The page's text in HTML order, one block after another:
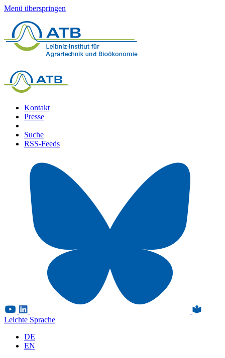
Menü überspringen
Kontakt
Presse
Suche
RSS-Feeds
Leichte Sprache
DE
EN